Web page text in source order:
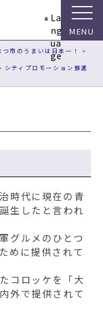
La
ng
ua
ge
つ市のうまいは日本一！
>
シティプロモーション推進
時代に現在の青
生したと言われ
グルメのひとつ
めに提供されて
コロッケを「大
外で提供されて